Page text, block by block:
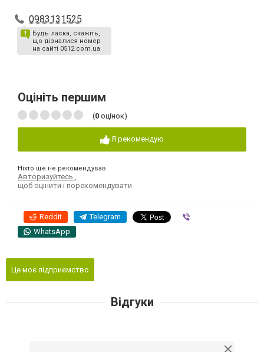
0983131525
Будь ласка, скажіть,
що дізналися номер
на сайті 0512.com.ua
Оцініть першим
(0 оцінок)
Я рекомендую
Ніхто ще не рекомендував
Авторизуйтесь
щоб оцінити і порекомендувати
Reddit Telegram
WhatsApp
Це моє підприємство
Відгуки